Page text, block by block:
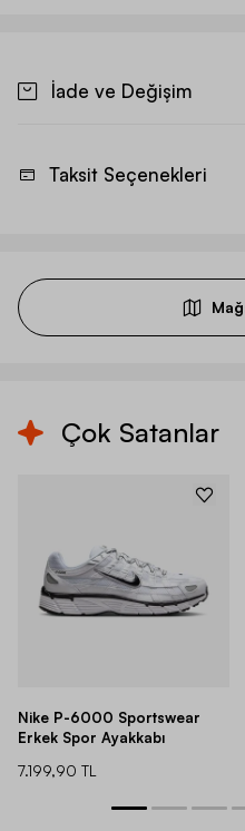
İade ve Değişim
Taksit Seçenekleri
Çok Satanlar
Nike P-6000 Sportswear
Erkek Spor Ayakkabı
7.199,90 TL